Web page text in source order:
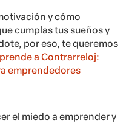
y cómo
cumplas tus sueños y
por eso, te queremos
a Contrarreloj:
emprendedores
el miedo a emprender y